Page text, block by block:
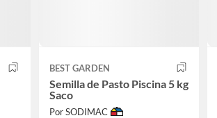
BEST GARDEN
Semilla de Pasto Piscina 5 kg
Saco
Por SODIMAC